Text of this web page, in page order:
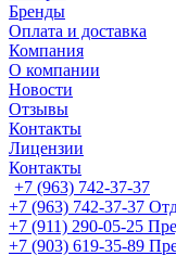
Бренды
Оплата и доставка
Компания
О компании
Новости
Отзывы
Контакты
Лицензии
Контакты
+7 (963) 742-37-37
+7 (963) 742-37-37
+7 (911) 290-05-25
+7 (903) 619-35-89